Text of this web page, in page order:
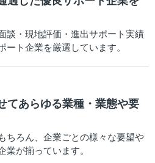
談・現地評価・進出サポート実績
ート企業を厳選しています。
てあらゆる業種・業態や要
ちろん、企業ごとの様々な要望や
業が揃っています。